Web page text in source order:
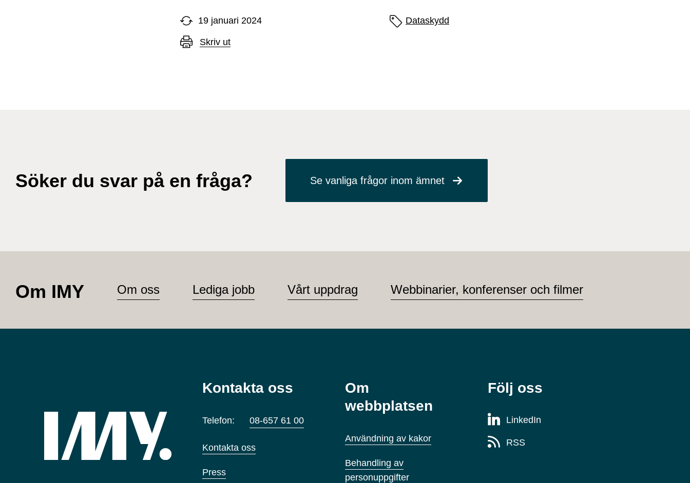
19 januari 2024
Skriv ut
Sidans etiketter
Dataskydd
Söker du svar på en fråga? Se vanliga frågor inom ämnet
Om IMY Om oss Lediga jobb Vårt uppdrag Webbinarier, konferenser och filmer
Kontakta oss
Telefon: 08-657 61 00
Kontakta oss
Press
Om
webbplatsen
Användning av kakor
Behandling av
personuppgifter
Följ oss
LinkedIn
RSS